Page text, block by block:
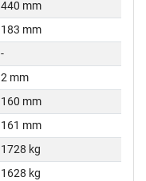
440 mm
183 mm
-
2 mm
160 mm
161 mm
1728 kg
1628 kg